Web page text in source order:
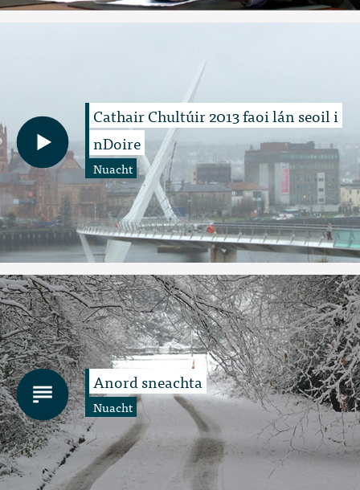
Cathair Chultúir 2013 faoi lán seoil i
nDoire
Nuacht
Anord sneachta
Nuacht